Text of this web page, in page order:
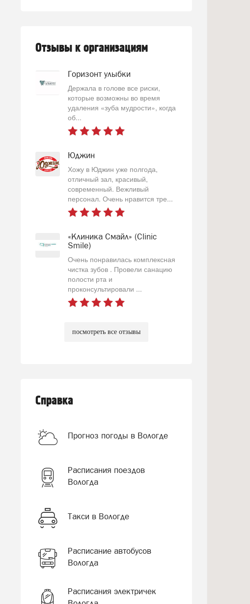
Отзывы к организациям
Горизонт улыбки
Держала в голове все риски,
которые возможны во время
удаления «зуба мудрости», когда
об...
Юджин
Хожу в Юджин уже полгода,
отличный зал, красивый,
современный. Вежливый
персонал. Очень нравится тре...
«Клиника Смайл» (Clinic
Smile)
Очень понравилась комплексная
чистка зубов . Провели санацию
полости рта и
проконсультировали ...
посмотреть все отзывы
Справка
Прогноз погоды в Вологде
Расписания поездов
Вологда
Такси в Вологде
Расписание автобусов
Вологда
Расписания электричек